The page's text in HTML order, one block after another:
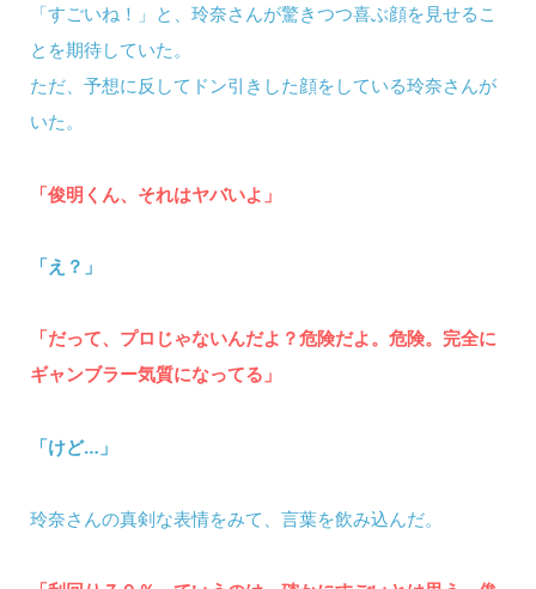
「すごいね！」と、玲奈さんが驚きつつ喜ぶ顔を見せるこ
とを期待していた。
ただ、予想に反してドン引きした顔をしている玲奈さんが
いた。
「俊明くん、それはヤバいよ」
「え？」
「だって、プロじゃないんだよ？危険だよ。危険。完全に
ギャンブラー気質になってる」
「けど…」
玲奈さんの真剣な表情をみて、言葉を飲み込んだ。